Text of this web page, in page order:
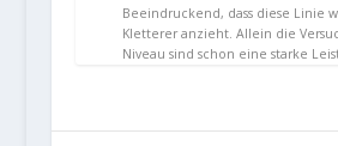
Beeindruckend, dass diese Linie
Kletterer anzieht. Allein die
Niveau sind schon eine starke